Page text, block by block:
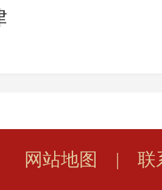
网站地图 | 联